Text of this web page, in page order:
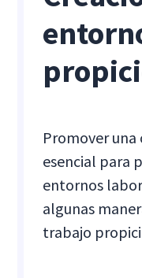
Promover
esencial para
entornos
algunas
trabajo